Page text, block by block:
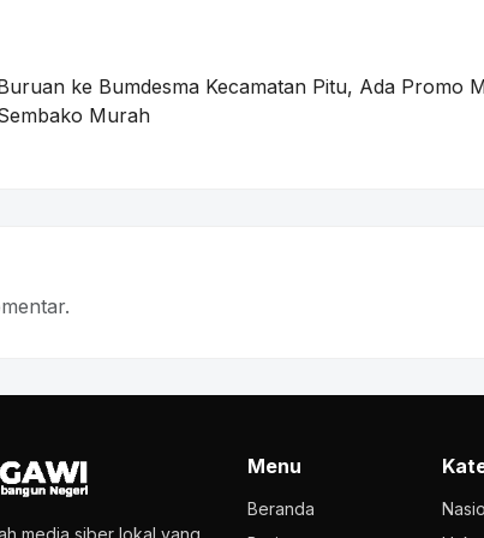
ke Bumdesma Kecamatan Pitu, Ada Promo
Murah
Menu
Beranda